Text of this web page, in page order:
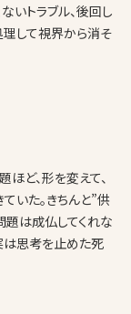
いトラブル、後回し
して視界から消そ
ど、形を変えて、
いた。きちんと”供
は成仏してくれな
は思考を止めた死